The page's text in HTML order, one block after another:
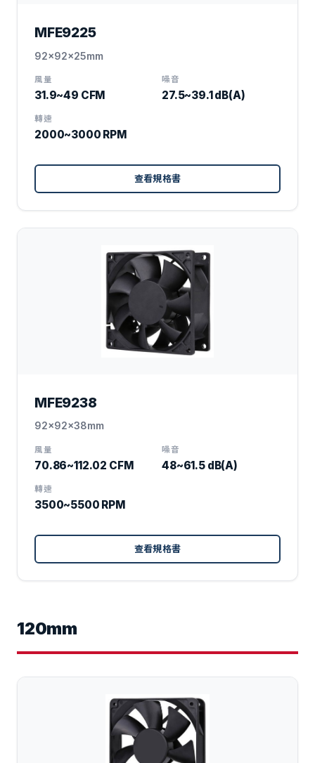
MFE9225
92x92x25mm
風量
31.9~49 CFM
噪音
27.5~39.1 dB(A)
轉速
2000~3000 RPM
查看規格書
MFE9238
92x92x38mm
風量
70.86~112.02 CFM
噪音
48~61.5 dB(A)
轉速
3500~5500 RPM
查看規格書
120mm